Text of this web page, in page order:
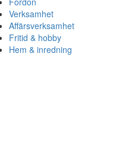
Verksamhet
Affärsverksamhet
Fritid & hobby
Hem & inredning